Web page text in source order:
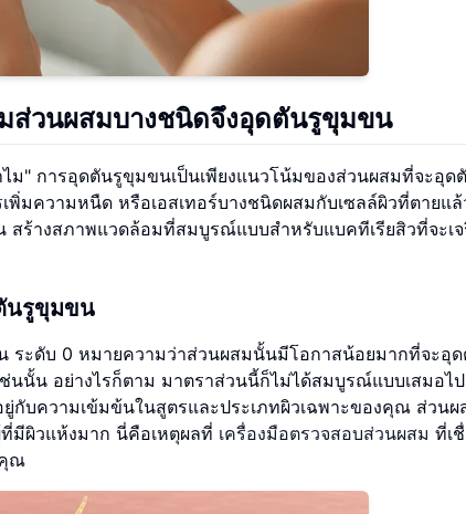
ส่วนผสมบางชนิดจึงอุดตันรูขุมขน
ไม" การอุดตันรูขุมขนเป็นเพียงแนวโน้มของส่วนผสมที่จะอุด
มความหนืด หรือเอสเทอร์บางชนิดผสมกับเซลล์ผิวที่ตายแ
ร้างสภาพแวดล้อมที่สมบูรณ์แบบสำหรับแบคทีเรียสิวที่จะเ
นรูขุมขน
ะดับ 0 หมายความว่าส่วนผสมนั้นมีโอกาสน้อยมากที่จะอุ
นั้น อย่างไรก็ตาม มาตราส่วนนี้ก็ไม่ได้สมบูรณ์แบบเสมอไ
บความเข้มข้นในสูตรและประเภทผิวเฉพาะของคุณ ส่วนผ
มีผิวแห้งมาก นี่คือเหตุผลที่ เครื่องมือตรวจสอบส่วนผสม ที่เ
ณ